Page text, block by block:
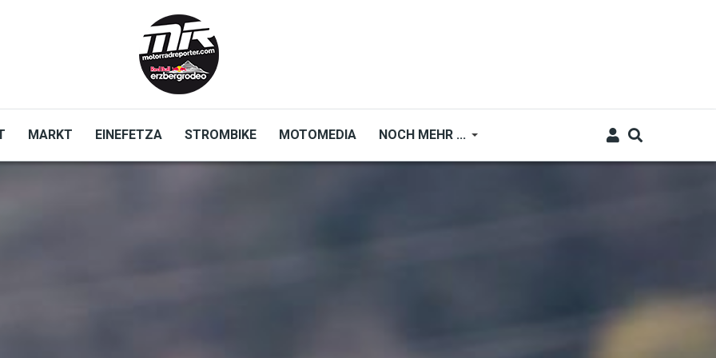
MARKT EINEFETZA STROMBIKE MOTOMEDIA NOCH MEHR ...